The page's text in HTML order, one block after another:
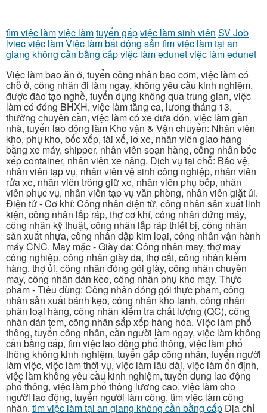
tìm việc làmviệc làmtuyển gấpviệc làm sinh viên SV Job
lviecviệc làmViệc làm bất động sản tìm việc làm tại an
giang không cần bằng cấpviệc làm edunetviệc làm edunet
Việc làm bao ăn ở, tuyển công nhân bao cơm, việc làm có
chỗ ở, công nhân đi làm ngay, không yêu cầu kinh nghiệm,
được đào tạo nghề, tuyển dụng không qua trung gian, việc
làm có đóng BHXH, việc làm tăng ca, lương tháng 13,
thưởng chuyên cần, việc làm có xe đưa đón, việc làm gần
nhà, tuyển lao động làm Kho vận & Vận chuyển: Nhân viên
kho, phụ kho, bốc xếp, tài xế, lơ xe, nhân viên giao hàng
bằng xe máy, shipper, nhân viên soạn hàng, công nhân bốc
xếp container, nhân viên xe nâng. Dịch vụ tại chỗ: Bảo vệ,
nhân viên tạp vụ, nhân viên vệ sinh công nghiệp, nhân viên
rửa xe, nhân viên trông giữ xe, nhân viên phụ bếp, nhân
viên phục vụ, nhân viên tạp vụ văn phòng, nhân viên giặt ủi.
Điện tử - Cơ khí: Công nhân điện tử, công nhân sản xuất linh
kiện, công nhân lắp ráp, thợ cơ khí, công nhân đứng máy,
công nhân kỹ thuật, công nhân lắp ráp thiết bị, công nhân
sản xuất nhựa, công nhân dập kim loại, công nhân vận hành
máy CNC. May mặc - Giày da: Công nhân may, thợ may
công nghiệp, công nhân giày da, thợ cắt, công nhân kiểm
hàng, thợ ủi, công nhân đóng gói giày, công nhân chuyền
may, công nhân dán keo, công nhân phụ kho may. Thực
phẩm - Tiêu dùng: Công nhân đóng gói thực phẩm, công
nhân sản xuất bánh kẹo, công nhân kho lạnh, công nhân
phân loại hàng, công nhân kiểm tra chất lượng (QC), công
nhân dán tem, công nhân sắp xếp hàng hóa. Việc làm phổ
thông, tuyển công nhân, cần người làm ngay, việc làm không
cần bằng cấp, tìm việc lao động phổ thông, việc làm phổ
thông không kinh nghiệm, tuyển gấp công nhân, tuyển người
làm việc, việc làm thời vụ, việc làm lâu dài, việc làm ổn định,
việc làm không yêu cầu kinh nghiệm, tuyển dụng lao động
phổ thông, việc làm phổ thông lương cao, việc làm cho
người lao động, tuyển người làm công, tìm việc làm công
nhân. tìm việc làm tại an giang không cần bằng cấpĐịa chỉ